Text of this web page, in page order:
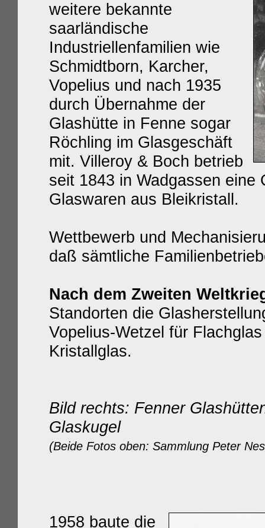
weitere bekannte
saarländische
Industriellenfamilien wie
Schmidtborn, Karcher,
Vopelius und nach 1935
durch Übernahme der
Glashütte in Fenne sogar
Röchling im Glasgeschäft
mit. Villeroy & Boch betrieb
seit 1843 in Wadgassen eine
Glaswaren aus Bleikristall.
Wettbewerb und Me
daß sämtliche
Nach dem Zweiten
Standorten die
Vopelius-Wetzel für
Kristallglas.
Bild rechts: Fenner
Glaskugel
(Beide Fotos oben: Sammlung Peter
1958 baute die